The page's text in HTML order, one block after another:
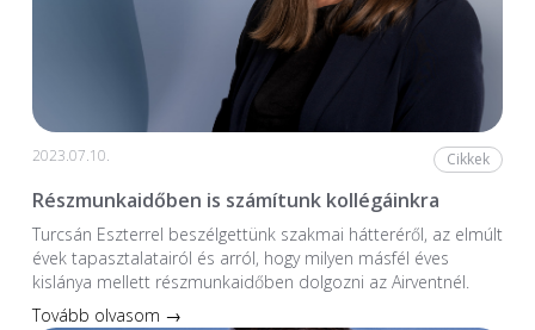
2023.07.10. Cikkek
Részmunkaidőben is számítunk kollégáinkra
Turcsán Eszterrel beszélgettünk szakmai hátteréről, az elmúlt
évek tapasztalatairól és arról, hogy milyen másfél éves
kislánya mellett részmunkaidőben dolgozni az Airventnél.
Tovább olvasom →